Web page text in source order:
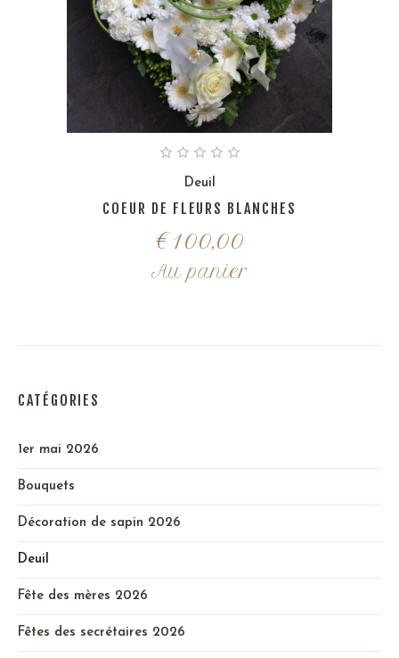
Deuil
COEUR DE FLEURS BLANCHES
€100,00
Au panier
CATÉGORIES
1er mai 2026
Bouquets
Décoration de sapin 2026
Deuil
Fête des mères 2026
Fêtes des secrétaires 2026